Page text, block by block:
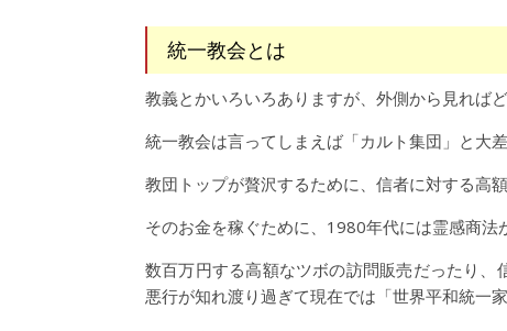
統一教会とは
教義とかいろいろありますが、外側から見れば
統一教会は言ってしまえば「カルト集団」と大差
教団トップが贅沢するために、信者に対する高
そのお金を稼ぐために、1980年代には霊感商法
数百万円する高額なツボの訪問販売だったり、
悪行が知れ渡り過ぎて現在では「世界平和統一